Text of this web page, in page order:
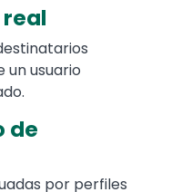
un usuario
de
por perfiles